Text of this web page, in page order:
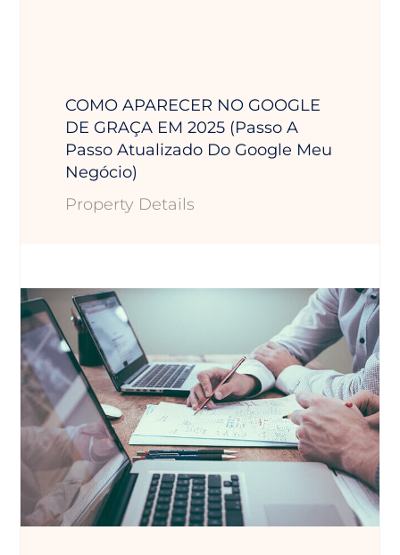
COMO APARECER NO GOOGLE
DE GRAÇA EM 2025 (Passo A
Passo Atualizado Do Google Meu
Negócio)
Property Details